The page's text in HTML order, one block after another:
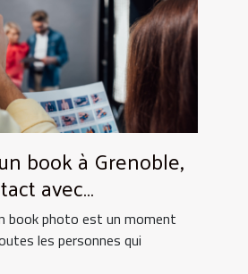
book à Grenoble,
avec
!
book photo est un moment
les personnes qui